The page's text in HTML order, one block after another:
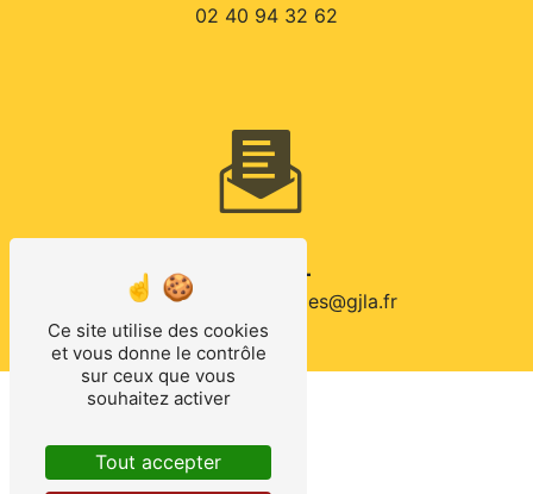
02 40 94 32 62
E-MAIL
laconraieautomobiles@gjla.fr
CONTACTEZ-NOUS
Ce site utilise des cookies
et vous donne le contrôle
sur ceux que vous
souhaitez activer
Tout accepter